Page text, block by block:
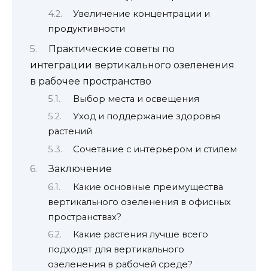
Увеличение концентрации и
продуктивности
Практические советы по
интеграции вертикального озеленения
в рабочее пространство
Выбор места и освещения
Уход и поддержание здоровья
растений
Сочетание с интерьером и стилем
Заключение
Какие основные преимущества
вертикального озеленения в офисных
пространствах?
Какие растения лучше всего
подходят для вертикального
озеленения в рабочей среде?